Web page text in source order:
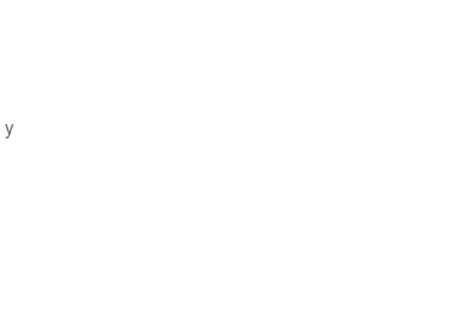
y